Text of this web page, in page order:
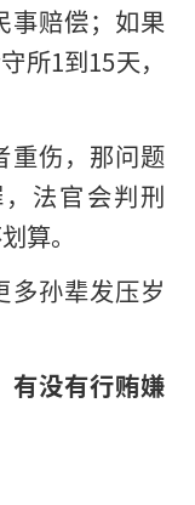
事赔偿；如果
所1到15天，
重伤，那问题
法官会判刑
算。
多孙辈发压岁
有没有行贿嫌